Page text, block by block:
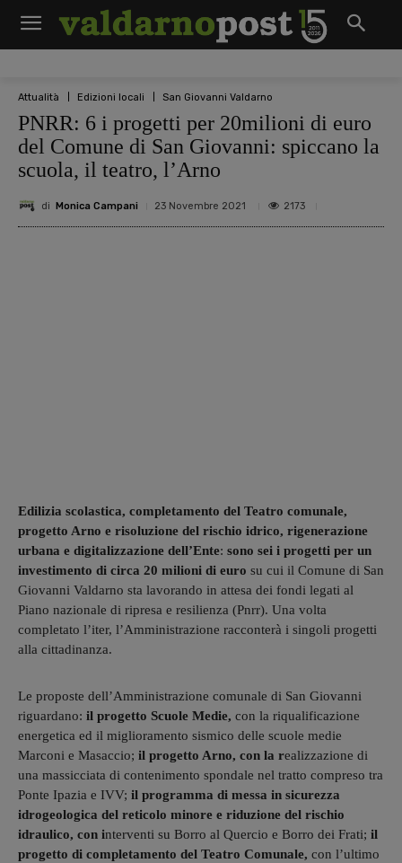
Attualità Edizioni locali San Giovanni Valdarno
PNRR: 6 i progetti per 20milioni di euro
del Comune di San Giovanni: spiccano la
scuola, il teatro, l’Arno
di Monica Campani 23 Novembre 2021 2173
Edilizia scolastica, completamento del Teatro comunale,
progetto Arno e risoluzione del rischio idrico, rigenerazione
urbana e digitalizzazione dell’Ente: sono sei i progetti per un
investimento di circa 20 milioni di euro su cui il Comune di San
Giovanni Valdarno sta lavorando in attesa dei fondi legati al
Piano nazionale di ripresa e resilienza (Pnrr). Una volta
completato l’iter, l’Amministrazione racconterà i singoli progetti
alla cittadinanza.
Le proposte dell’Amministrazione comunale di San Giovanni
riguardano: il progetto Scuole Medie, con la riqualificazione
energetica ed il miglioramento sismico delle scuole medie
Marconi e Masaccio; il progetto Arno, con la realizzazione di
una massicciata di contenimento spondale nel tratto compreso tra
Ponte Ipazia e IVV; il programma di messa in sicurezza
idrogeologica del reticolo minore e riduzione del rischio
idraulico, con interventi su Borro al Quercio e Borro dei Frati; il
progetto di completamento del Teatro Comunale, con l’ultimo